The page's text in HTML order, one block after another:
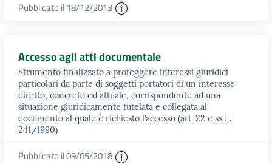
Pubblicato il 18/12/2013
Accesso agli atti documentale
Strumento finalizzato a proteggere interessi giuridici
particolari da parte di soggetti portatori di un interesse
diretto, concreto ed attuale, corrispondente ad una
situazione giuridicamente tutelata e collegata al
documento al quale è richiesto l’accesso (art. 22 e ss L.
241/1990)
Pubblicato il 09/05/2018